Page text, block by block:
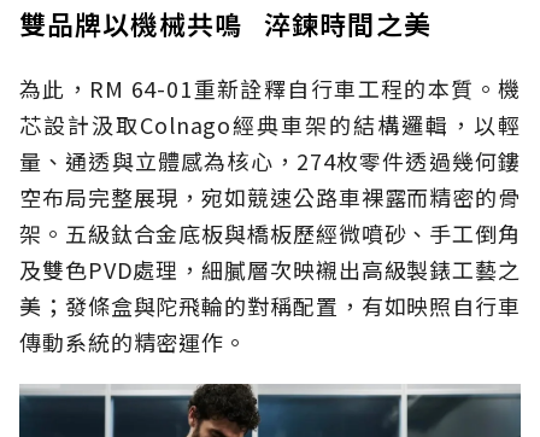
雙品牌以機械共鳴 淬鍊時間之美
為此，RM 64-01重新詮釋自行車工程的本質。機
芯設計汲取Colnago經典車架的結構邏輯，以輕
量、通透與立體感為核心，274枚零件透過幾何鏤
空布局完整展現，宛如競速公路車裸露而精密的骨
架。五級鈦合金底板與橋板歷經微噴砂、手工倒角
及雙色PVD處理，細膩層次映襯出高級製錶工藝之
美；發條盒與陀飛輪的對稱配置，有如映照自行車
傳動系統的精密運作。